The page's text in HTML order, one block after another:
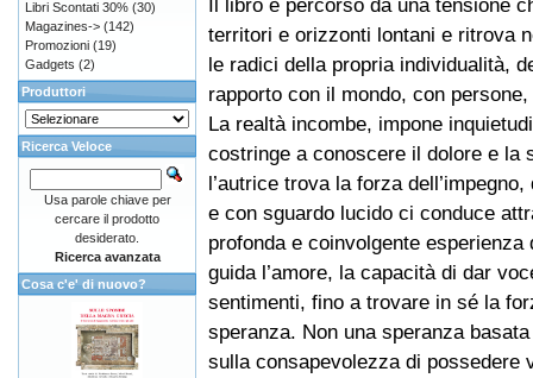
Il libro è percorso da una tensione
territori e orizzonti lontani e ritrova
le radici della propria individualità,
rapporto con il mondo, con
La realtà incombe, impone
costringe a conoscere il dolore e la
l’autrice trova la forza
e con sguardo lucido ci conduce
profonda e coinvolgente esperienza
guida l’amore, la capacità di dar
sentimenti, fino a trovare in sé la
speranza. Non una speranza
sulla consapevolezza di possedere
Libri Scontati 30% (30)
Magazines-> (142)
Promozioni (19)
Gadgets (2)
Produttori
Ricerca Veloce
Usa parole chiave per
cercare il prodotto
desiderato.
Ricerca avanzata
Cosa c'e' di nuovo?